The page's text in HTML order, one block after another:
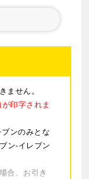
だきます。
ません。
印字されま
ンのみとな
ン-イレブン
合、お引き